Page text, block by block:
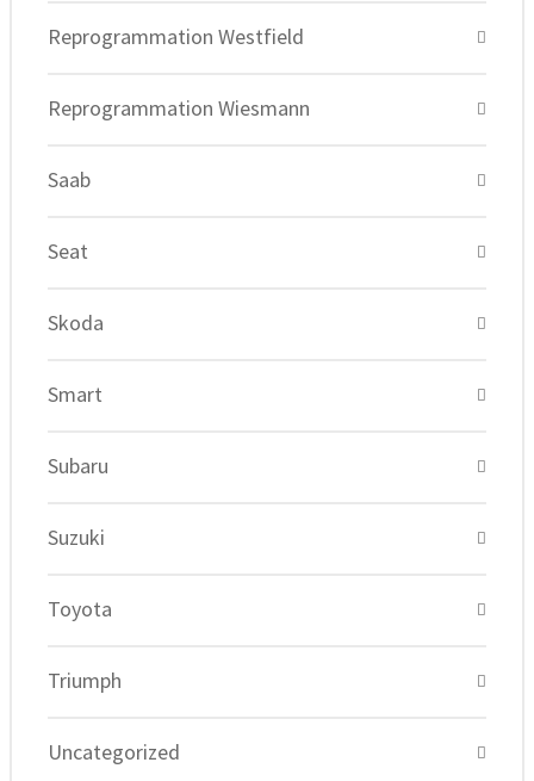
Reprogrammation Westfield
Reprogrammation Wiesmann
Saab
Seat
Skoda
Smart
Subaru
Suzuki
Toyota
Triumph
Uncategorized